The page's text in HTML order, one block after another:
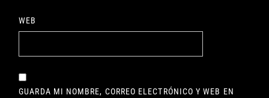
WEB
GUARDA MI NOMBRE, CORREO ELECTRÓNICO Y WEB EN